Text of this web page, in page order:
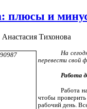
плюсы и
Тихонова
На
перевести свой
Работа
Работа
чтобы
рабочий день.